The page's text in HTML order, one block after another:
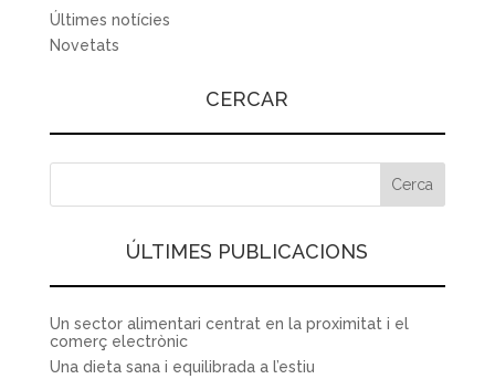
Últimes notícies
Novetats
CERCAR
ÚLTIMES PUBLICACIONS
Un sector alimentari centrat en la proximitat i el
comerç electrònic
Una dieta sana i equilibrada a l’estiu